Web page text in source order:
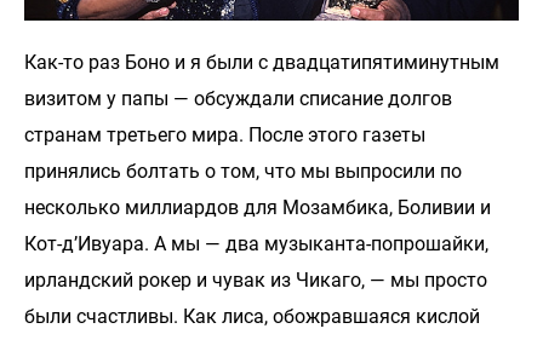
Как-то раз Боно и я были с двадцатипятиминутным
визитом у папы — обсуждали списание долгов
странам третьего мира. После этого газеты
принялись болтать о том, что мы выпросили по
несколько миллиардов для Мозамбика, Боливии и
Кот-д’Ивуара. А мы — два музыканта-попрошайки,
ирландский рокер и чувак из Чикаго, — мы просто
были счастливы. Как лиса, обожравшаяся кислой